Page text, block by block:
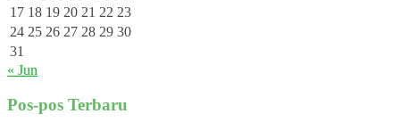
17 18 19 20 21 22 23
24 25 26 27 28 29 30
31
« Jun
Pos-pos Terbaru